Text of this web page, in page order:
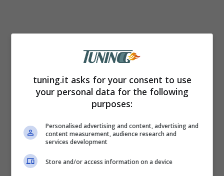
tuning.it asks for your consent to use
your personal data for the following
purposes:
Personalised advertising and content, advertising and
content measurement, audience research and
services development
Store and/or access information on a device